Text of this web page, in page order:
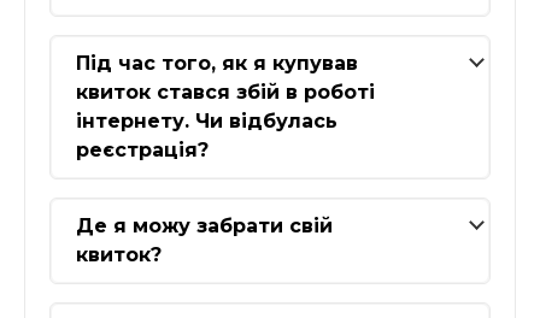
Під час того, як я купував
квиток стався збій в роботі
інтернету. Чи відбулась
реєстрація?
Де я можу забрати свій
квиток?